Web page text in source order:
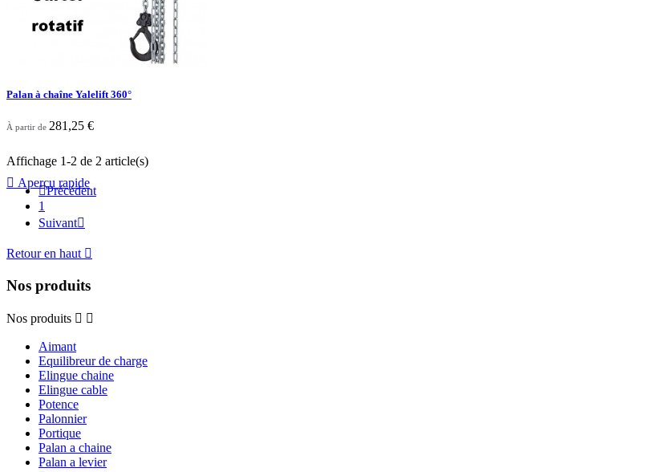
Palan à chaîne Yalelift 360°
À partir de 281,25 €
 Aperçu rapide
Affichage 1-2 de 2 article(s)
Précédent
1
Suivant
Retour en haut 
Nos produits
Nos produits  
Aimant
Equilibreur de charge
Elingue chaine
Elingue cable
Potence
Palonnier
Portique
Palan a chaine
Palan a levier